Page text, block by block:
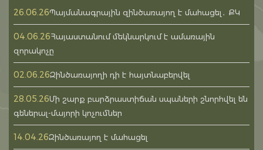
26.06.26Պայմանագրային զինծառայող է մահացել․ ՔԿ
04.06.26Հայաստանում մեկնարկում է ամառային
զորակոչը
02.06.26Զինծառայողի դի է հայտնաբերվել
28.05.26Մի շարք բարձրաստիճան սպաների շնորհվել են
գեներալ-մայորի կոչումներ
14.04.26Զինծառայող է մահացել